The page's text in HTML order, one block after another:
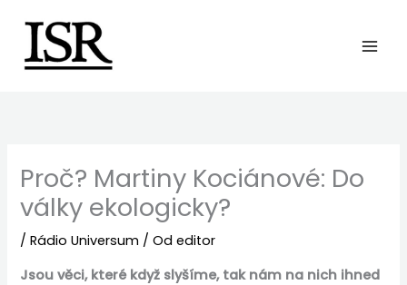
obsah
Proč? Martiny Kociánové: Do
války ekologicky?
/Rádio Universum / Od editor
Jsou věci, které když slyšíme, tak nám na nich ihned